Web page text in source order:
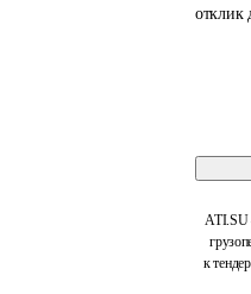
отклик
ATI.SU
к